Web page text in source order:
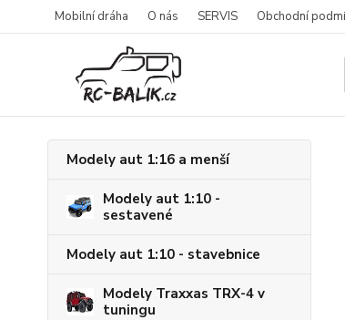
Mobilní dráha O nás SERVIS Obchodní
Modely aut 1:16 a menší
Modely aut 1:10 -
sestavené
Modely aut 1:10 - stavebnice
Modely Traxxas TRX-4 v
tuningu